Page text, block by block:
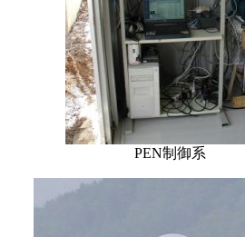
PEN制御系